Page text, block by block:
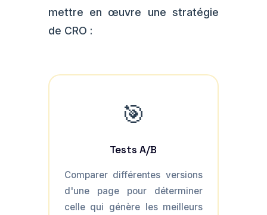
mettre en œuvre une stratégie
de CRO :
🎯
Tests A/B
Comparer différentes versions
d'une page pour déterminer
celle qui génère les meilleurs